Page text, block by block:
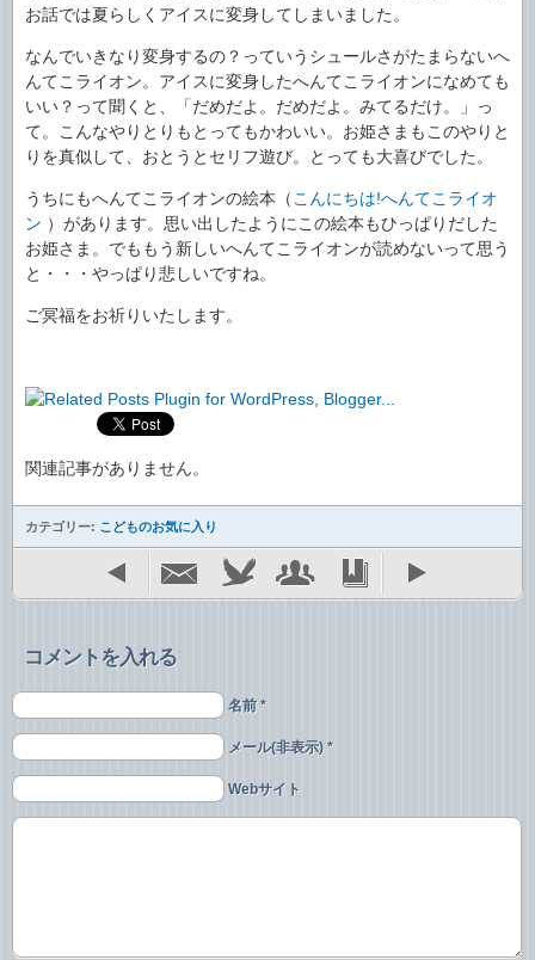
お話では夏らしくアイスに変身してしまいました。
なんでいきなり変身するの？っていうシュールさがたまらないへ
んてこライオン。アイスに変身したへんてこライオンになめても
いい？って聞くと、「だめだよ。だめだよ。みてるだけ。」っ
て。こんなやりとりもとってもかわいい。お姫さまもこのやりと
りを真似して、おとうとセリフ遊び。とっても大喜びでした。
うちにもへんてこライオンの絵本（ こんにちは!へんてこライオ
ン ）があります。思い出したようにこの絵本もひっぱりだした
お姫さま。でももう新しいへんてこライオンが読めないって思う
と・・・やっぱり悲しいですね。
ご冥福をお祈りいたします。
関連記事がありません。
カテゴリー: こどものお気に入り
コメントを入れる
名前 *
メール(非表示) *
Webサイト